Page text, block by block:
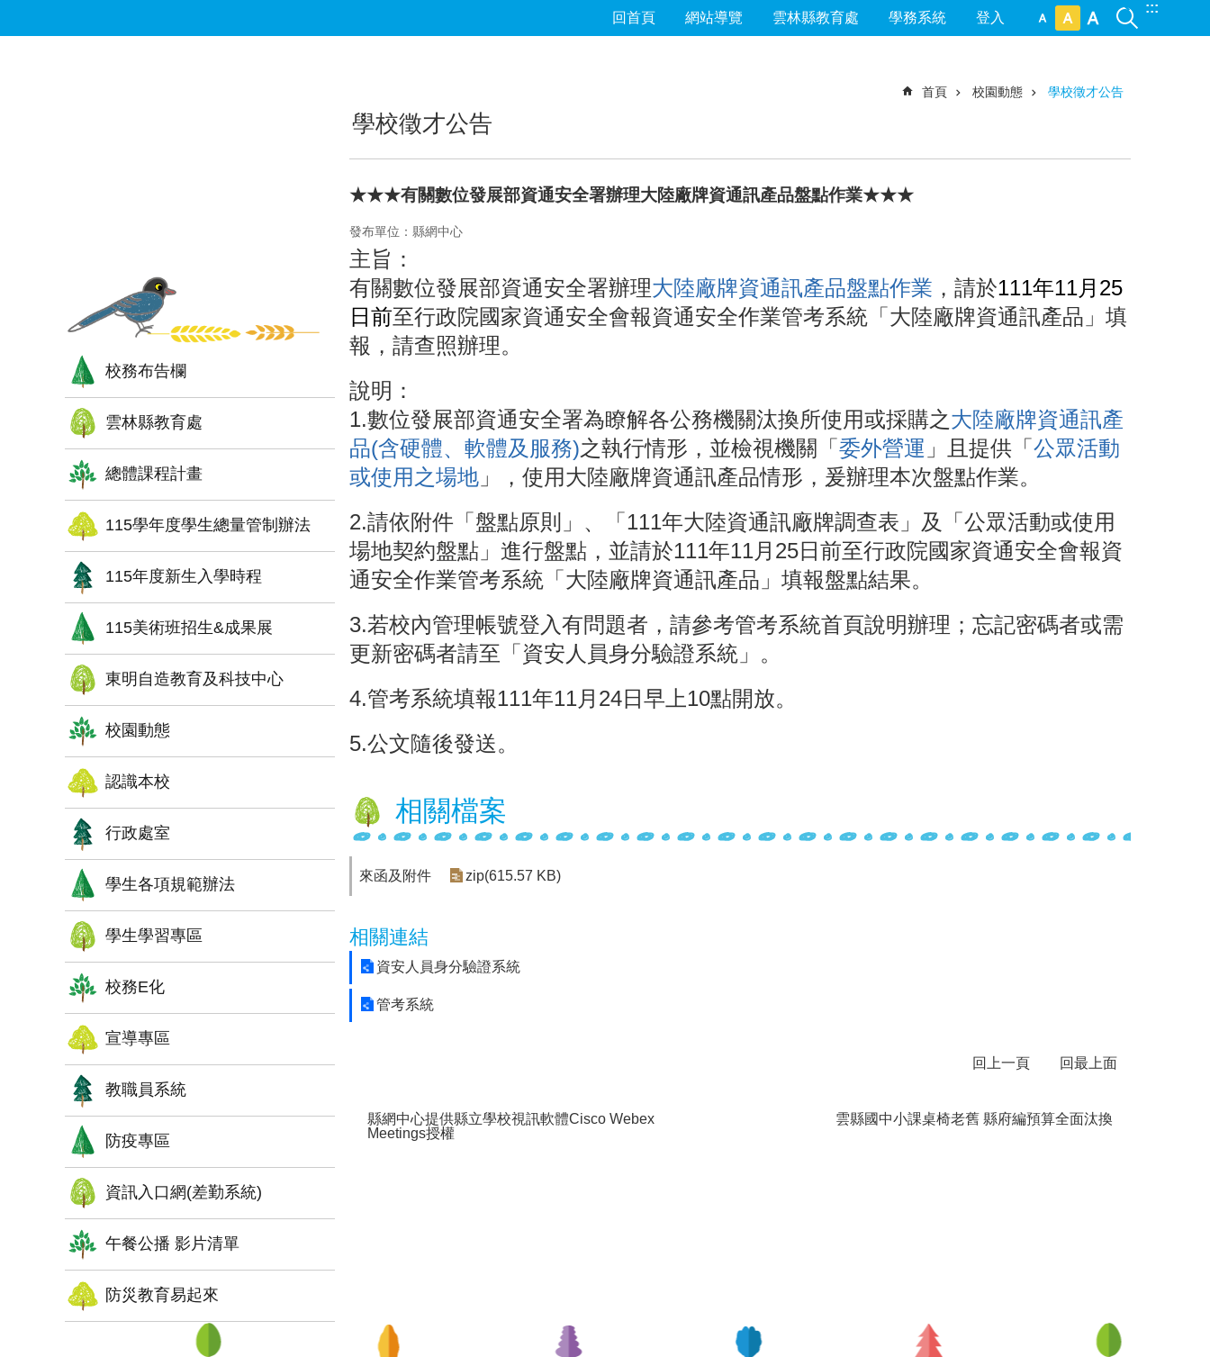
:::
回首頁 網站導覽 雲林縣教育處 學務系統 登入
校務布告欄
雲林縣教育處
總體課程計畫
115學年度學生總量管制辦法
115年度新生入學時程
115美術班招生&成果展
東明自造教育及科技中心
校園動態
認識本校
行政處室
學生各項規範辦法
學生學習專區
校務E化
宣導專區
教職員系統
防疫專區
資訊入口網(差勤系統)
午餐公播 影片清單
防災教育易起來
首頁 校園動態 學校徵才公告
學校徵才公告
★★★有關數位發展部資通安全署辦理大陸廠牌資通訊產品盤點作業★★★
發布單位：縣網中心
主旨：
有關數位發展部資通安全署辦理大陸廠牌資通訊產品盤點作業 ，請於111年11月25
日前至行政院國家資通安全會報資通安全作業管考系統「大陸廠牌資通訊產品」填
報，請查照辦理。
說明：
1.數位發展部資通安全署為瞭解各公務機關汰換所使用或採購之大陸廠牌資通訊產
品(含硬體、軟體及服務)之執行情形，並檢視機關「 委外營運 」且提供「 公眾活動
或使用之場地 」，使用大陸廠牌資通訊產品情形，爰辦理本次盤點作業。
2.請依附件「盤點原則」、「111年大陸資通訊廠牌調查表」及「公眾活動或使用
場地契約盤點」進行盤點，並請於111年11月25日前至行政院國家資通安全會報資
通安全作業管考系統「大陸廠牌資通訊產品」填報盤點結果。
3.若校內管理帳號登入有問題者，請參考管考系統首頁說明辦理；忘記密碼者或需
更新密碼者請至「資安人員身分驗證系統」。
4.管考系統填報111年11月24日早上10點開放。
5.公文隨後發送。
相關檔案
來函及附件 zip(615.57 KB)
相關連結
資安人員身分驗證系統
管考系統
回上一頁 回最上面
縣網中心提供縣立學校視訊軟體Cisco Webex
Meetings授權
雲縣國中小課桌椅老舊 縣府編預算全面汰換